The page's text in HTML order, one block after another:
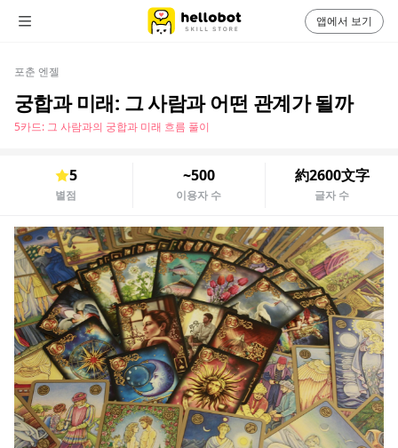
포춘 엔젤
궁합과 미래: 그 사람과 어떤 관계가 될까
5카드: 그 사람과의 궁합과 미래 흐름 풀이
5
별점
~500
이용자 수
約2600文字
글자 수
앱에서 보기